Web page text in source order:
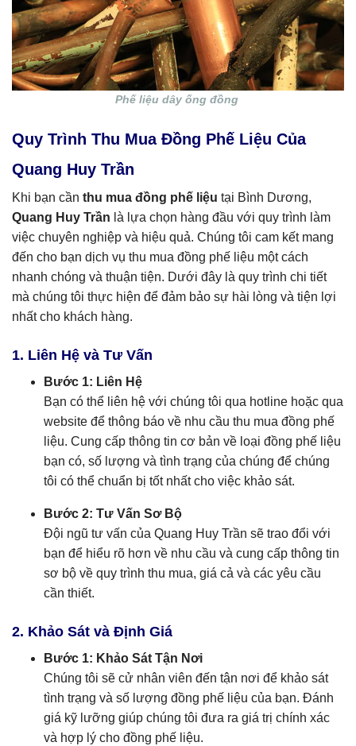
Phế liệu dây ống đồng
Quy Trình Thu Mua Đồng Phế Liệu Của
Quang Huy Trần
Khi bạn cần thu mua đồng phế liệu tại Bình Dương,
Quang Huy Trần là lựa chọn hàng đầu với quy trình làm
việc chuyên nghiệp và hiệu quả. Chúng tôi cam kết mang
đến cho bạn dịch vụ thu mua đồng phế liệu một cách
nhanh chóng và thuận tiện. Dưới đây là quy trình chi tiết
mà chúng tôi thực hiện để đảm bảo sự hài lòng và tiện lợi
nhất cho khách hàng.
1. Liên Hệ và Tư Vấn
Bước 1: Liên Hệ
Bạn có thể liên hệ với chúng tôi qua hotline hoặc qua
website để thông báo về nhu cầu thu mua đồng phế
liệu. Cung cấp thông tin cơ bản về loại đồng phế liệu
bạn có, số lượng và tình trạng của chúng để chúng
tôi có thể chuẩn bị tốt nhất cho việc khảo sát.
Bước 2: Tư Vấn Sơ Bộ
Đội ngũ tư vấn của Quang Huy Trần sẽ trao đổi với
bạn để hiểu rõ hơn về nhu cầu và cung cấp thông tin
sơ bộ về quy trình thu mua, giá cả và các yêu cầu
cần thiết.
2. Khảo Sát và Định Giá
Bước 1: Khảo Sát Tận Nơi
Chúng tôi sẽ cử nhân viên đến tận nơi để khảo sát
tình trạng và số lượng đồng phế liệu của bạn. Đánh
giá kỹ lưỡng giúp chúng tôi đưa ra giá trị chính xác
và hợp lý cho đồng phế liệu.